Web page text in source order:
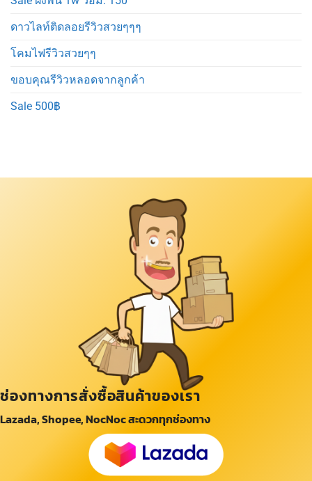
ดาวไลท์ติดลอยรีวิวสวยๆๆๆ
โคมไฟรีวิวสวยๆๆ
ขอบคุณรีวิวหลอดจากลูกค้า
Sale 500฿
ช่องทางการสั่งซื้อสินค้าของเรา
Lazada, Shopee, NocNoc สะดวกทุกช่องทาง